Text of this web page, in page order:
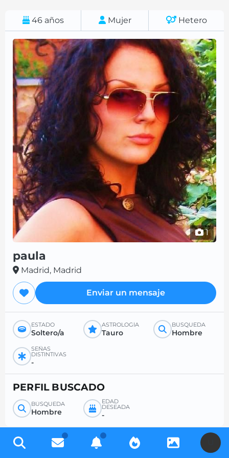
46 años Mujer Hetero
1
paula
Madrid, Madrid
Enviar un mensaje
ESTADO
Soltero/a
ASTROLOGÍA
Tauro
BÚSQUEDA
Hombre
SEÑAS
DISTINTIVAS
-
PERFIL BUSCADO
BÚSQUEDA
Hombre
EDAD
DESEADA
-
Regístrese gratis para acceder a miles de perfiles y